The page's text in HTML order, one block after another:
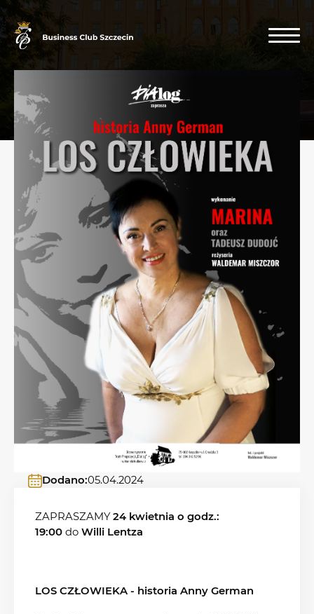
Dodano:05.04.2024
ZAPRASZAMY24 kwietnia o godz.:
19:00 do Willi Lentza
LOS CZŁOWIEKA - historia Anny German